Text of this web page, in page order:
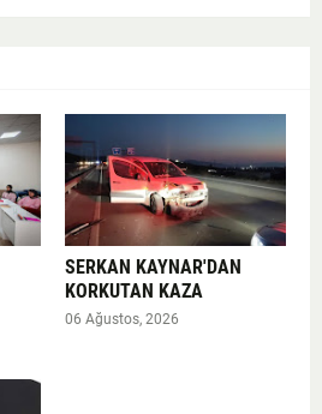
SERKAN KAYNAR'DAN
KORKUTAN KAZA
06 Ağustos, 2026